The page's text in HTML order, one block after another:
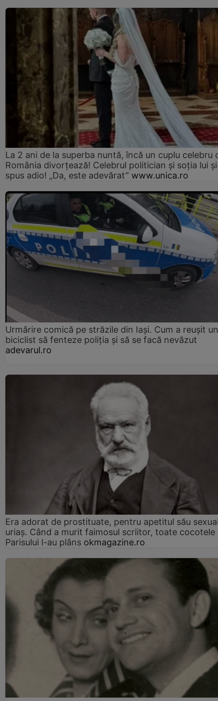
La 2 ani de la superba nuntă, încă un cuplu celebru
România divorțează! Celebrul politician și soția lui
spus adio! „Da, este adevărat” www.unica.ro
Urmărire comică pe străzile din Iași. Cum a reușit un
biciclist să fenteze poliția și să se facă nevăzut
adevarul.ro
Era adorat de prostituate, pentru apetitul său
uriaș. Când a murit faimosul scriitor, toate cocotele
Parisului l-au plâns okmagazine.ro